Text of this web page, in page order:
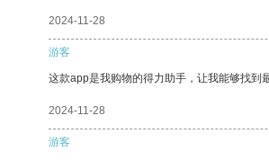
2024-11-28
游客
这款app是我购物的得力助手，让我能够找到
2024-11-28
游客